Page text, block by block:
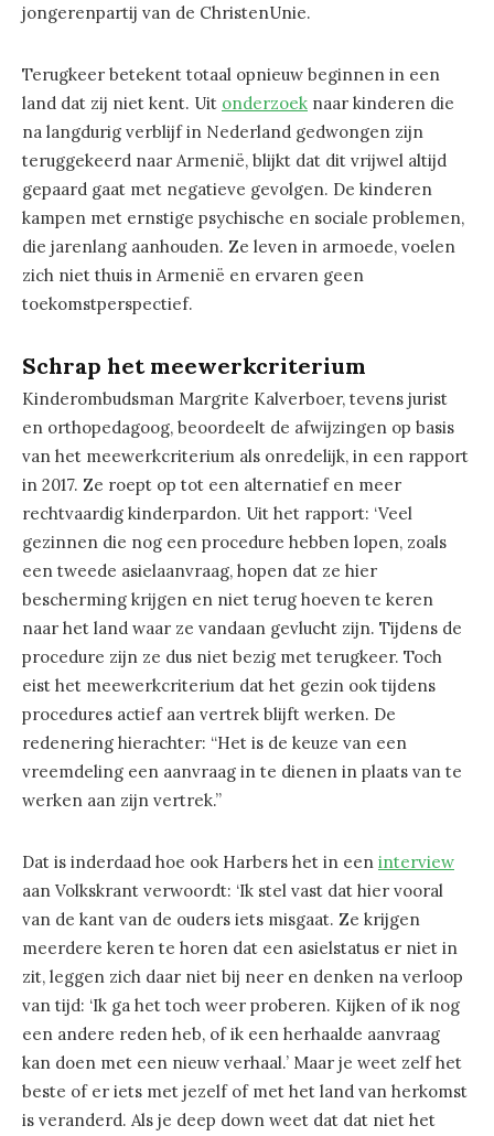
jongerenpartij van de ChristenUnie.
Terugkeer betekent totaal opnieuw beginnen in een
land dat zij niet kent. Uit onderzoek naar kinderen die
na langdurig verblijf in Nederland gedwongen zijn
teruggekeerd naar Armenië, blijkt dat dit vrijwel altijd
gepaard gaat met negatieve gevolgen. De kinderen
kampen met ernstige psychische en sociale problemen,
die jarenlang aanhouden. Ze leven in armoede, voelen
zich niet thuis in Armenië en ervaren geen
toekomstperspectief.
Schrap het meewerkcriterium
Kinderombudsman Margrite Kalverboer, tevens jurist
en orthopedagoog, beoordeelt de afwijzingen op basis
van het meewerkcriterium als onredelijk, in een rapport
in 2017. Ze roept op tot een alternatief en meer
rechtvaardig kinderpardon. Uit het rapport: ‘Veel
gezinnen die nog een procedure hebben lopen, zoals
een tweede asielaanvraag, hopen dat ze hier
bescherming krijgen en niet terug hoeven te keren
naar het land waar ze vandaan gevlucht zijn. Tijdens de
procedure zijn ze dus niet bezig met terugkeer. Toch
eist het meewerkcriterium dat het gezin ook tijdens
procedures actief aan vertrek blijft werken. De
redenering hierachter: “Het is de keuze van een
vreemdeling een aanvraag in te dienen in plaats van te
werken aan zijn vertrek.”
Dat is inderdaad hoe ook Harbers het in een interview
aan Volkskrant verwoordt: ‘Ik stel vast dat hier vooral
van de kant van de ouders iets misgaat. Ze krijgen
meerdere keren te horen dat een asielstatus er niet in
zit, leggen zich daar niet bij neer en denken na verloop
van tijd: ‘Ik ga het toch weer proberen. Kijken of ik nog
een andere reden heb, of ik een herhaalde aanvraag
kan doen met een nieuw verhaal.’ Maar je weet zelf het
beste of er iets met jezelf of met het land van herkomst
is veranderd. Als je deep down weet dat dat niet het